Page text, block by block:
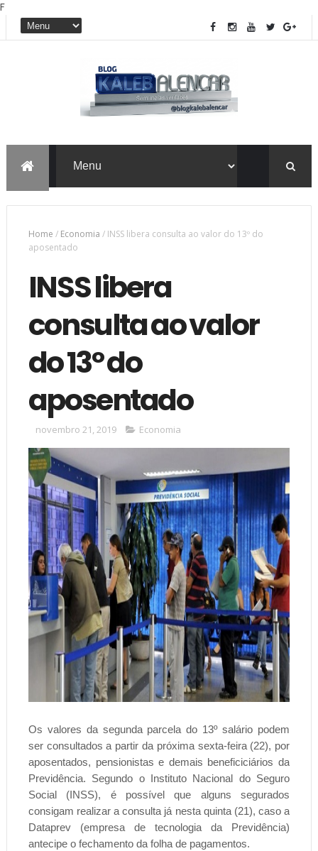
F
Home / Economia / INSS libera consulta ao valor do 13º do
aposentado
INSS libera
consulta ao valor
do 13º do
aposentado
novembro 21, 2019 Economia
Os valores da segunda parcela do 13º salário podem
ser consultados a partir da próxima sexta-feira (22), por
aposentados, pensionistas e demais beneficiciários da
Previdência. Segundo o Instituto Nacional do Seguro
Social (INSS), é possível que alguns segurados
consigam realizar a consulta já nesta quinta (21), caso a
Dataprev (empresa de tecnologia da Previdência)
antecipe o fechamento da folha de pagamentos.